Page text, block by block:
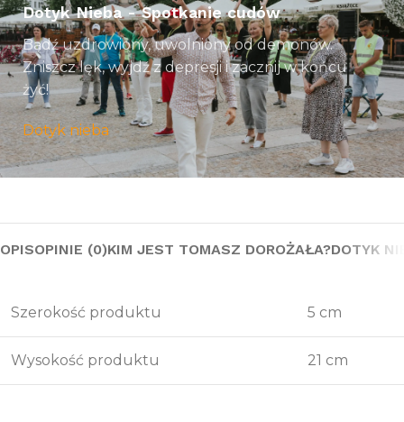
Dotyk Nieba - Spotkanie cudów
Bądź uzdrowiony, uwolniony od demonów.
Zniszcz lęk, wyjdź z depresji i zacznij w końcu
żyć!
Dotyk nieba
OPISOPINIE (0)KIM JEST TOMASZ DOROŻAŁA?DOTYK
Szerokość produktu 5 cm
Wysokość produktu 21 cm